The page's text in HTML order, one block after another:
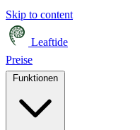
Skip to content
Leaftide
Preise